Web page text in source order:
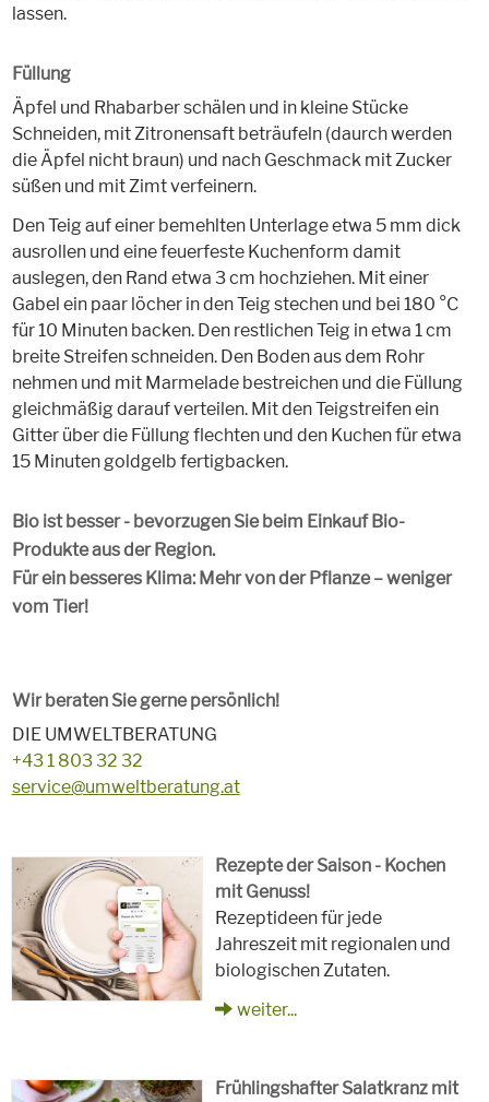
lassen.
Füllung
Äpfel und Rhabarber schälen und in kleine Stücke
Schneiden, mit Zitronensaft beträufeln (daurch werden
die Äpfel nicht braun) und nach Geschmack mit Zucker
süßen und mit Zimt verfeinern.
Den Teig auf einer bemehlten Unterlage etwa 5 mm dick
ausrollen und eine feuerfeste Kuchenform damit
auslegen, den Rand etwa 3 cm hochziehen. Mit einer
Gabel ein paar löcher in den Teig stechen und bei 180 °C
für 10 Minuten backen. Den restlichen Teig in etwa 1 cm
breite Streifen schneiden. Den Boden aus dem Rohr
nehmen und mit Marmelade bestreichen und die Füllung
gleichmäßig darauf verteilen. Mit den Teigstreifen ein
Gitter über die Füllung flechten und den Kuchen für etwa
15 Minuten goldgelb fertigbacken.
Bio ist besser - bevorzugen Sie beim Einkauf Bio-
Produkte aus der Region.
Für ein besseres Klima: Mehr von der Pflanze – weniger
vom Tier!
Wir beraten Sie gerne persönlich!
DIE UMWELTBERATUNG
+43 1 803 32 32
service@umweltberatung.at
Rezepte der Saison - Kochen
mit Genuss!
Rezeptideen für jede
Jahreszeit mit regionalen und
biologischen Zutaten.
weiter...
Frühlingshafter Salatkranz mit